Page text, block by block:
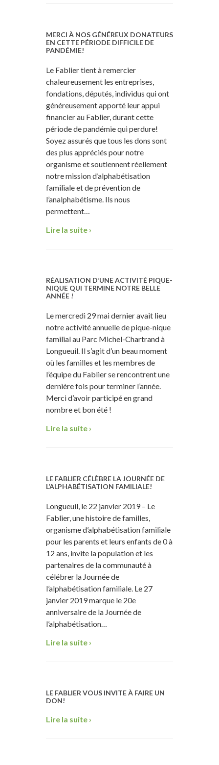
MERCI À NOS GÉNÉREUX DONATEURS
EN CETTE PÉRIODE DIFFICILE DE
PANDÉMIE!
Le Fablier tient à remercier
chaleureusement les entreprises,
fondations, députés, individus qui ont
généreusement apporté leur appui
financier au Fablier, durant cette
période de pandémie qui perdure!
Soyez assurés que tous les dons sont
des plus appréciés pour notre
organisme et soutiennent réellement
notre mission d’alphabétisation
familiale et de prévention de
l’analphabétisme. Ils nous
permettent…
Lire la suite ›
RÉALISATION D’UNE ACTIVITÉ PIQUE-
NIQUE QUI TERMINE NOTRE BELLE
ANNÉE !
Le mercredi 29 mai dernier avait lieu
notre activité annuelle de pique-nique
familial au Parc Michel-Chartrand à
Longueuil. Il s’agit d’un beau moment
où les familles et les membres de
l’équipe du Fablier se rencontrent une
dernière fois pour terminer l’année.
Merci d’avoir participé en grand
nombre et bon été !
Lire la suite ›
LE FABLIER CÉLÈBRE LA JOURNÉE DE
L’ALPHABÉTISATION FAMILIALE!
Longueuil, le 22 janvier 2019 – Le
Fablier, une histoire de familles,
organisme d’alphabétisation familiale
pour les parents et leurs enfants de 0 à
12 ans, invite la population et les
partenaires de la communauté à
célébrer la Journée de
l’alphabétisation familiale. Le 27
janvier 2019 marque le 20e
anniversaire de la Journée de
l’alphabétisation…
Lire la suite ›
LE FABLIER VOUS INVITE À FAIRE UN
DON!
Lire la suite ›